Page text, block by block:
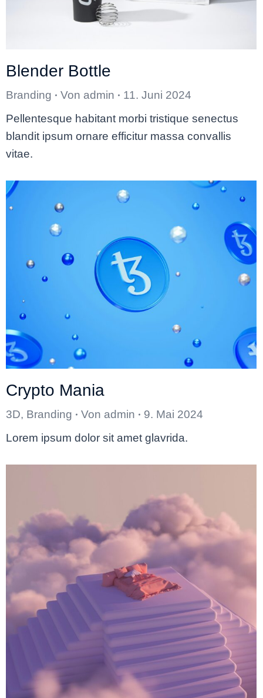
Blender Bottle
Branding Von admin
11. Juni 2024
Pellentesque habitant morbi tristique senectus
blandit ipsum ornare efficitur massa convallis
vitae.
Crypto Mania
3D, Branding Von admin
9. Mai 2024
Lorem ipsum dolor sit amet glavrida.